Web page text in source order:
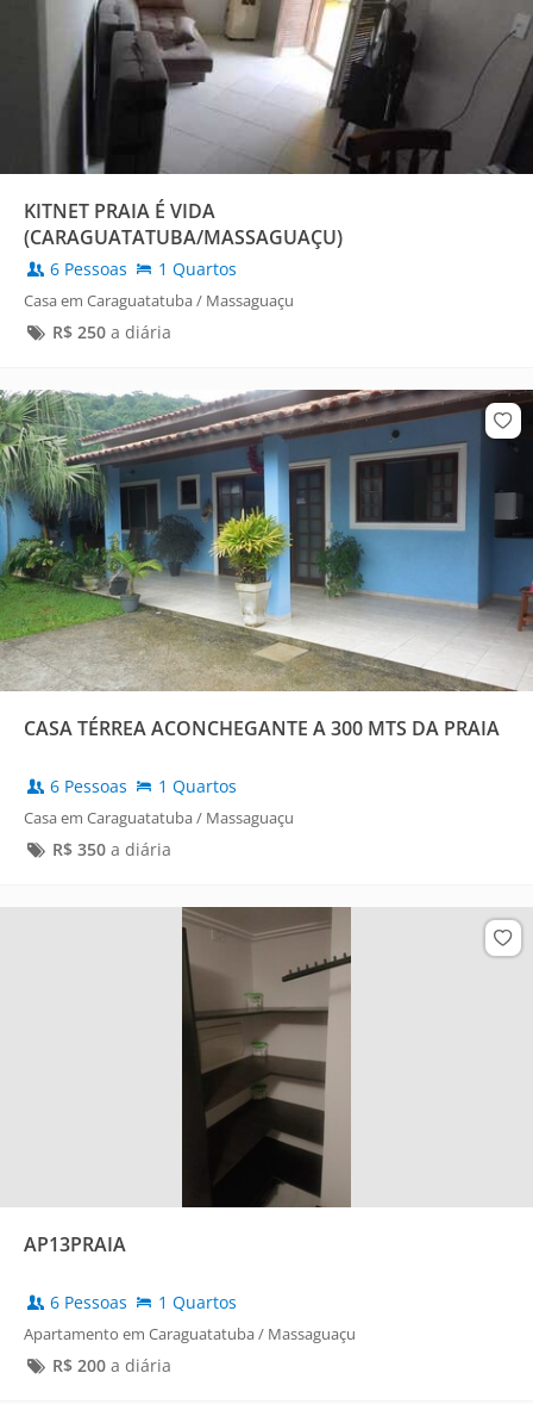
KITNET PRAIA É VIDA
(CARAGUATATUBA/MASSAGUAÇU)
6 Pessoas 1 Quartos
Casa em Caraguatatuba / Massaguaçu
R$ 250a diária
CASA TÉRREA ACONCHEGANTE A 300 MTS DA PRAIA
6 Pessoas 1 Quartos
Casa em Caraguatatuba / Massaguaçu
R$ 350a diária
AP13PRAIA
6 Pessoas 1 Quartos
Apartamento em Caraguatatuba / Massaguaçu
R$ 200a diária